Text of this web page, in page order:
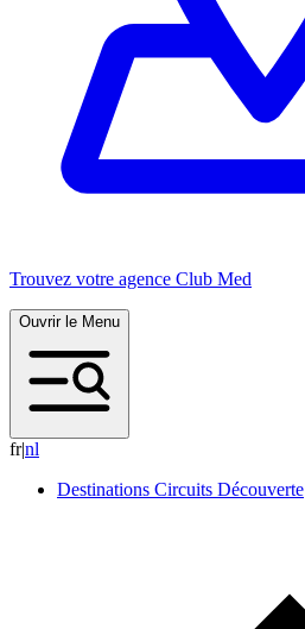
Trouvez votre agence Club Med
Ouvrir le Menu
fr|nl
Destinations Circuits Découverte